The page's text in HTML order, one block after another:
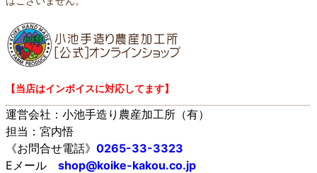
【当店はインボイスに対応してます】
運営会社：小池手造り農産加工所（有）
担当：宮内悟
《お問合せ電話》 0265-33-3323
Eメール shop@koike-kakou.co.jp